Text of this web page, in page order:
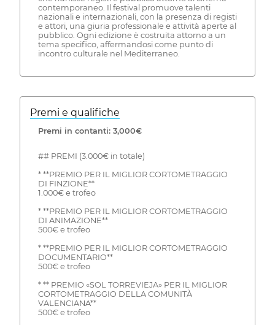
contemporaneo. Il festival promuove talenti
nazionali e internazionali, con la presenza di registi
e attori, una giuria professionale e attività aperte al
pubblico. Ogni edizione è costruita attorno a un
tema specifico, affermandosi come punto di
incontro culturale nel Mediterraneo.
Premi e qualifiche
Premi in contanti: 3,000€
## PREMI (3.000€ in totale)
* **PREMIO PER IL MIGLIOR CORTOMETRAGGIO
DI FINZIONE**
1.000€ e trofeo
* **PREMIO PER IL MIGLIOR CORTOMETRAGGIO
DI ANIMAZIONE**
500€ e trofeo
* **PREMIO PER IL MIGLIOR CORTOMETRAGGIO
DOCUMENTARIO**
500€ e trofeo
* ** PREMIO «SOL TORREVIEJA» PER IL MIGLIOR
CORTOMETRAGGIO DELLA COMUNITÀ
VALENCIANA**
500€ e trofeo